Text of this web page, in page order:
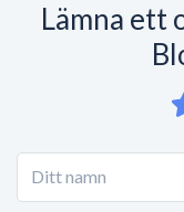
Lämna ett